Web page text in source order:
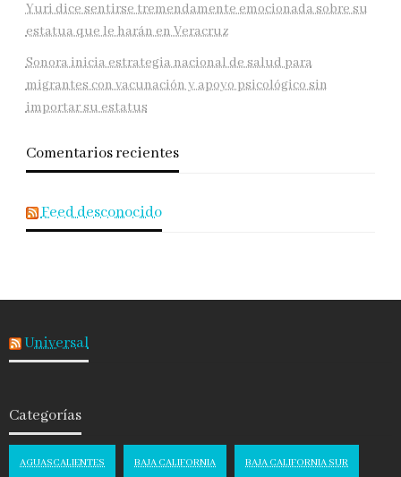
Yuri dice sentirse tremendamente emocionada sobre su
estatua que le harán en Veracruz
Sonora inicia estrategia nacional de salud para
migrantes con vacunación y apoyo psicológico sin
importar su estatus
Comentarios recientes
Feed desconocido
Universal
Categorías
AGUASCALIENTES BAJA CALIFORNIA BAJA CALIFORNIA SUR